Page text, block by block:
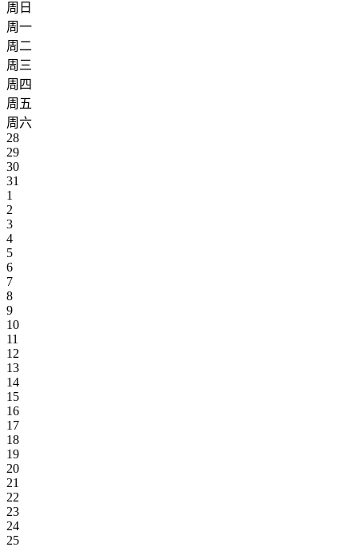
周日
周一
周二
周三
周四
周五
周六
28
29
30
31
1
2
3
4
5
6
7
8
9
10
11
12
13
14
15
16
17
18
19
20
21
22
23
24
25